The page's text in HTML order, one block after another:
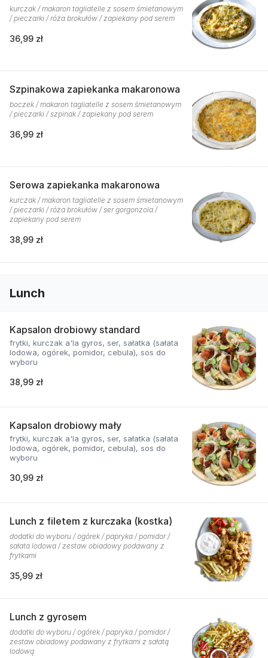
kurczak / makaron tagliatelle z sosem śmietanowym
/ pieczarki / róża brokułów / zapiekany pod serem
36,99 zł
Szpinakowa zapiekanka makaronowa
boczek / makaron tagliatelle z sosem śmietanowym
/ pieczarki / szpinak / zapiekany pod serem
36,99 zł
Serowa zapiekanka makaronowa
kurczak / makaron tagliatelle z sosem śmietanowym
/ pieczarki / róża brokułów / ser gorgonzola /
zapiekany pod serem
38,99 zł
Lunch
Kapsalon drobiowy standard
frytki, kurczak a'la gyros, ser, sałatka (sałata
lodowa, ogórek, pomidor, cebula), sos do
wyboru
38,99 zł
Kapsalon drobiowy mały
frytki, kurczak a'la gyros, ser, sałatka (sałata
lodowa, ogórek, pomidor, cebula), sos do
wyboru
30,99 zł
Lunch z filetem z kurczaka (kostka)
dodatki do wyboru / ogórek / papryka / pomidor /
sałata lodowa / zestaw obiadowy podawany z
frytkami
35,99 zł
Lunch z gyrosem
dodatki do wyboru / ogórek / papryka / pomidor /
zestaw obiadowy podawany z frytkami z sałatą
lodową